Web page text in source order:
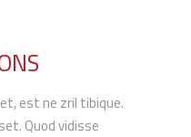
est ne zril tibique.
Quod vidisse